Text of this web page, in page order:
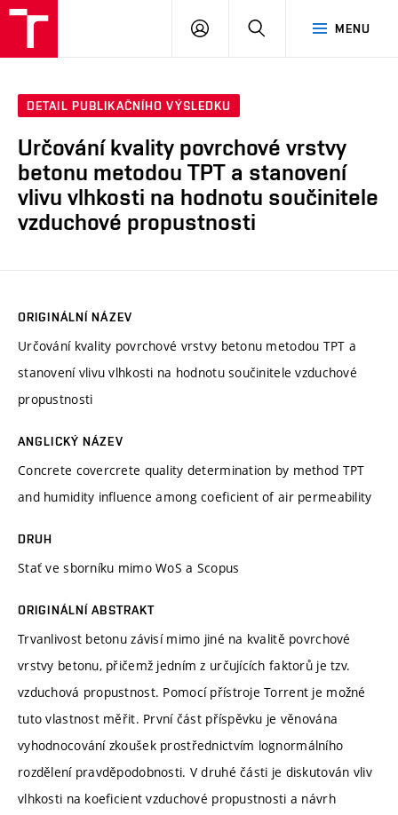
MENU
PŘIHLÁSIT
DETAIL PUBLIKAČNÍHO VÝSLEDKU
Určování kvality povrchové vrstvy
betonu metodou TPT a stanovení
vlivu vlhkosti na hodnotu součinitele
vzduchové propustnosti
ORIGINÁLNÍ NÁZEV
Určování kvality povrchové vrstvy betonu metodou TPT a
stanovení vlivu vlhkosti na hodnotu součinitele vzduchové
propustnosti
ANGLICKÝ NÁZEV
Concrete covercrete quality determination by method TPT
and humidity influence among coeficient of air permeability
DRUH
Stať ve sborníku mimo WoS a Scopus
ORIGINÁLNÍ ABSTRAKT
Trvanlivost betonu závisí mimo jiné na kvalitě povrchové
vrstvy betonu, přičemž jedním z určujících faktorů je tzv.
vzduchová propustnost. Pomocí přístroje Torrent je možné
tuto vlastnost měřit. První část příspěvku je věnována
vyhodnocování zkoušek prostřednictvím lognormálního
rozdělení pravděpodobnosti. V druhé části je diskutován vliv
vlhkosti na koeficient vzduchové propustnosti a návrh